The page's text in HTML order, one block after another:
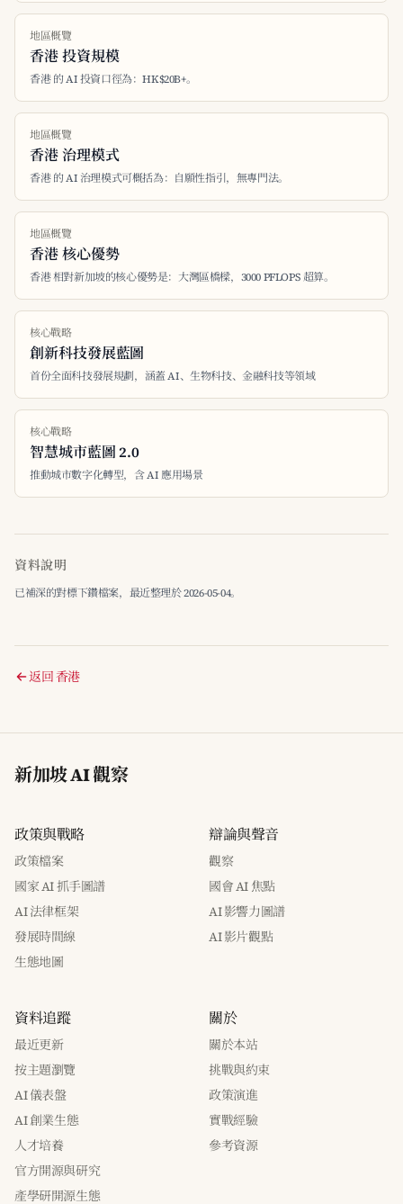
地區概覽
香港 投資規模
香港 的 AI 投資口徑為：HK$20B+。
地區概覽
香港 治理模式
香港 的 AI 治理模式可概括為：自願性指引，無專門法。
地區概覽
香港 核心優勢
香港 相對新加坡的核心優勢是：大灣區橋樑，3000 PFLOPS 超算。
核心戰略
創新科技發展藍圖
首份全面科技發展規劃，涵蓋 AI、生物科技、金融科技等領域
核心戰略
智慧城市藍圖 2.0
推動城市數字化轉型，含 AI 應用場景
資料說明
已補深的對標下鑽檔案，最近整理於 2026-05-04。
返回 香港
新加坡 AI 觀察
政策與戰略
政策檔案
國家 AI 抓手圖譜
AI 法律框架
發展時間線
生態地圖
辯論與聲音
觀察
國會 AI 焦點
AI 影響力圖譜
AI 影片觀點
資料追蹤
最近更新
按主題瀏覽
AI 儀表盤
AI 創業生態
人才培養
官方開源與研究
產學研開源生態
關於
關於本站
挑戰與約束
政策演進
實戰經驗
參考資源